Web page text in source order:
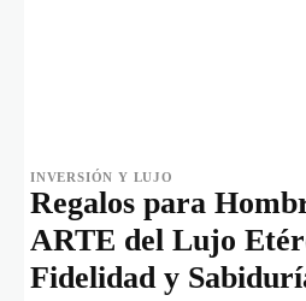
INVERSIÓN Y LUJO
Regalos para
ARTE del Lujo
Fidelidad y